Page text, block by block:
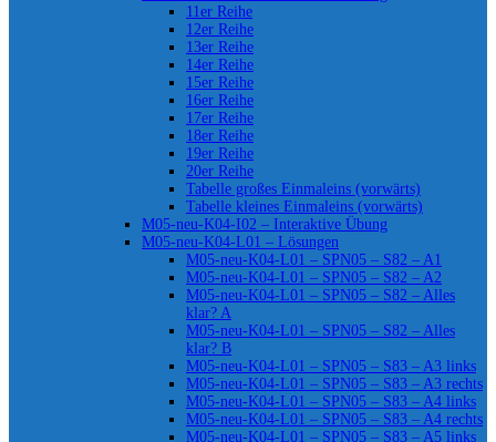
11er Reihe
12er Reihe
13er Reihe
14er Reihe
15er Reihe
16er Reihe
17er Reihe
18er Reihe
19er Reihe
20er Reihe
Tabelle großes Einmaleins (vorwärts)
Tabelle kleines Einmaleins (vorwärts)
M05-neu-K04-I02 – Interaktive Übung
M05-neu-K04-L01 – Lösungen
M05-neu-K04-L01 – SPN05 – S82 – A1
M05-neu-K04-L01 – SPN05 – S82 – A2
M05-neu-K04-L01 – SPN05 – S82 – Alles
klar? A
M05-neu-K04-L01 – SPN05 – S82 – Alles
klar? B
M05-neu-K04-L01 – SPN05 – S83 – A3 links
M05-neu-K04-L01 – SPN05 – S83 – A3 rechts
M05-neu-K04-L01 – SPN05 – S83 – A4 links
M05-neu-K04-L01 – SPN05 – S83 – A4 rechts
M05-neu-K04-L01 – SPN05 – S83 – A5 links